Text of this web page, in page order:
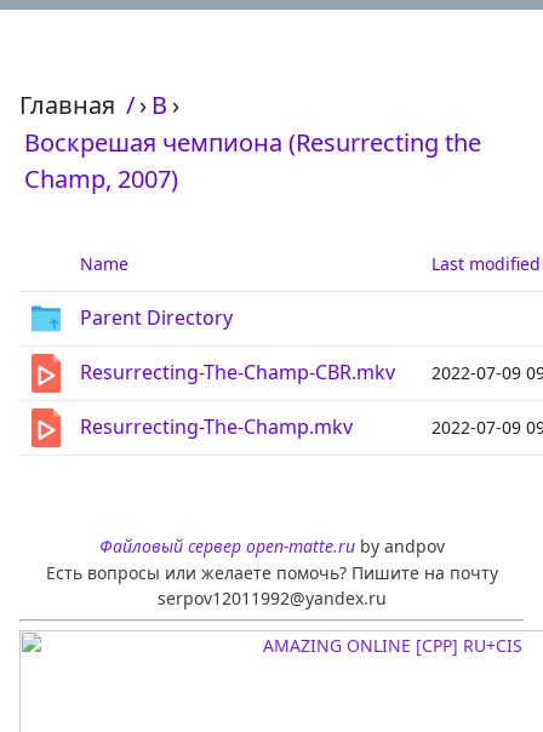
Главная /› В ›
Воскрешая чемпиона (Resurrecting the
Champ, 2007)
Name Last modified
Parent Directory
Resurrecting-The-Champ-CBR.mkv 2022-07-09
Resurrecting-The-Champ.mkv 2022-07-09
Файловый сервер open-matte.ruby andpov
Есть вопросы или желаете помочь? Пишите на почту
serpov12011992@yandex.ru